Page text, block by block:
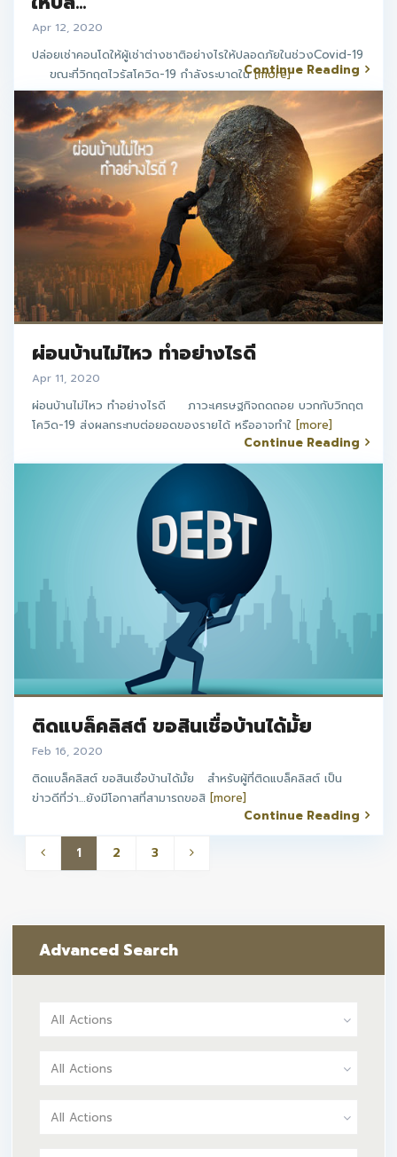
Apr 12, 2020
ปล่อยเช่าคอนโดให้ผู้เช่าต่างชาติอย่างไรให้ปลอดภัยในช่วงCovid-19
ขณะที่วิกฤตไวรัสโควิด-19 กำลังระบาดใน[more]
Continue Reading
ผ่อนบ้านไม่ไหว ทำอย่างไรดี
Apr 11, 2020
ผ่อนบ้านไม่ไหว ทำอย่างไรดี ภาวะเศรษฐกิจถดถอย บวกกับวิกฤต
โควิด-19 ส่งผลกระทบต่อยอดของรายได้ หรืออาจทำใ [more]
Continue Reading
ติดแบล็คลิสต์ ขอสินเชื่อบ้านได้มั้ย
Feb 16, 2020
ติดแบล็คลิสต์ ขอสินเชื่อบ้านได้มั้ย สำหรับผู้ที่ติดแบล็คลิสต์ เป็น
ข่าวดีที่ว่า…ยังมีโอกาสที่สามารถขอสิ [more]
Continue Reading
1 2 3
Advanced Search
All Actions
All Actions
All Actions